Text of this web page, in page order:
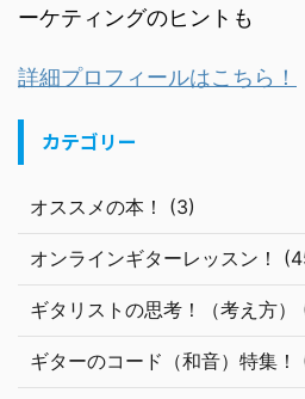
ーケティングのヒントも
詳細プロフィールはこちら！
カテゴリー
オススメの本！ (3)
オンラインギターレッスン！
ギタリストの思考！（考え方）
ギターのコード（和音）特集！